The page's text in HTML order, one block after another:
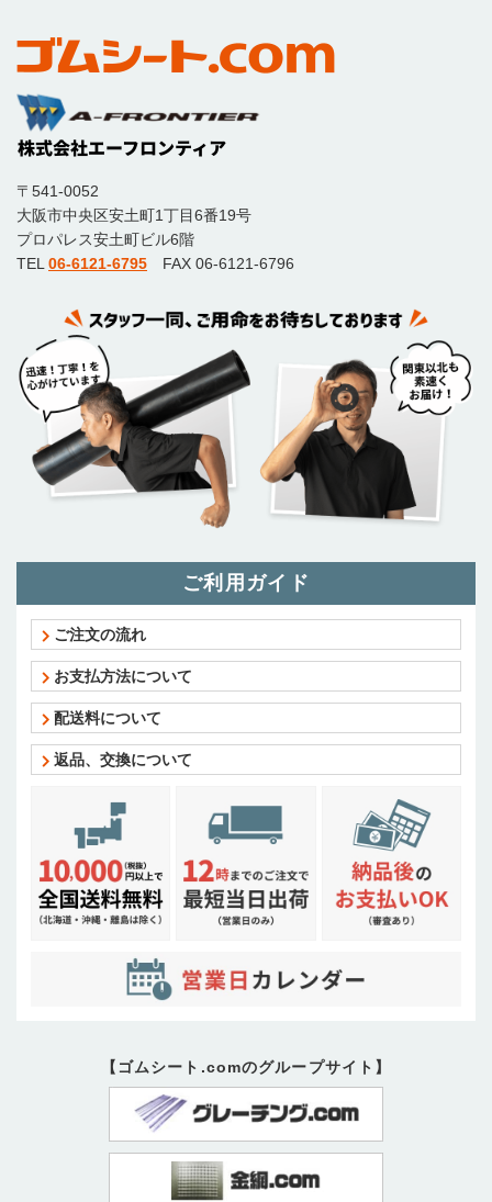
〒541-0052
大阪市中央区安土町1丁目6番19号
プロパレス安土町ビル6階
TEL 06-6121-6795 FAX 06-6121-6796
ご利用ガイド
ご注文の流れ
お支払方法について
配送料について
返品、交換について
【ゴムシート.comのグループサイト】